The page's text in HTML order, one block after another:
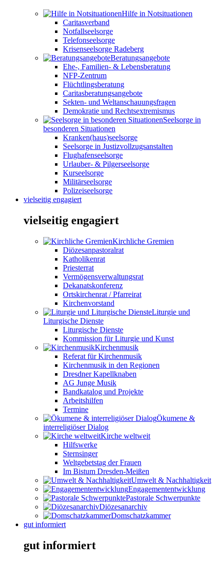
Hilfe in Notsituationen
Caritasverband
Notfallseelsorge
Telefonseelsorge
Krisenseelsorge Radeberg
Beratungsangebote
Ehe-, Familien- & Lebensberatung
NFP-Zentrum
Flüchtlingsberatung
Caritasberatungsangebote
Sekten- und Weltanschauungsfragen
Demokratie und Rechtsextremismus
Seelsorge in
besonderen Situationen
Kranken(haus)seelsorge
Seelsorge in Justizvollzugsanstalten
Flughafenseelsorge
Urlauber- & Pilgerseelsorge
Kurseelsorge
Militärseelsorge
Polizeiseelsorge
vielseitig engagiert
vielseitig engagiert
Kirchliche Gremien
Diözesanpastoralrat
Katholikenrat
Priesterrat
Vermögensverwaltungsrat
Dekanatskonferenz
Ortskirchenrat / Pfarreirat
Kirchenvorstand
Liturgie und
Liturgische Dienste
Liturgische Dienste
Kommission für Liturgie und Kunst
Kirchenmusik
Referat für Kirchenmusik
Kirchenmusik in den Regionen
Dresdner Kapellknaben
AG Junge Musik
Bandkatalog und Projekte
Arbeitshilfen
Termine
Ökumene &
interreligiöser Dialog
Kirche weltweit
Hilfswerke
Sternsinger
Weltgebetstag der Frauen
Im Bistum Dresden-Meißen
Umwelt & Nachhaltigkeit
Engagemententwicklung
Pastorale Schwerpunkte
Diözesanarchiv
Domschatzkammer
gut informiert
gut informiert